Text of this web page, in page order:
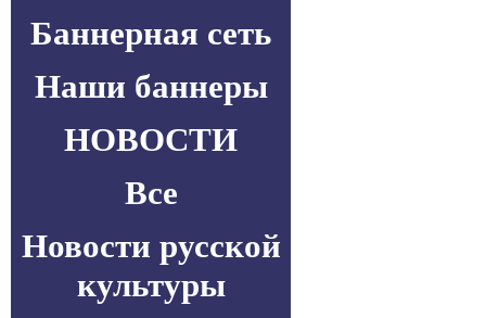
Баннерная сеть
Наши баннеры
НОВОСТИ
Все
Новости русской
культуры